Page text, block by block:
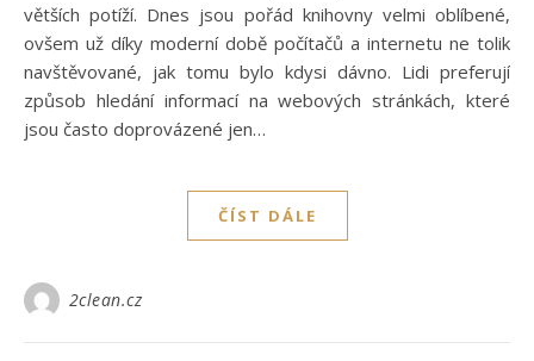
větších potíží. Dnes jsou pořád knihovny velmi oblíbené,
ovšem už díky moderní době počítačů a internetu ne tolik
navštěvované, jak tomu bylo kdysi dávno. Lidi preferují
způsob hledání informací na webových stránkách, které
jsou často doprovázené jen…
ČÍST DÁLE
2clean.cz